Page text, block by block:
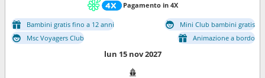
Pagamento in 4X
Bambini gratis fino a 12 anni
Mini Club bambini gratis
Msc Voyagers Club
Animazione a bordo
lun 15 nov 2027